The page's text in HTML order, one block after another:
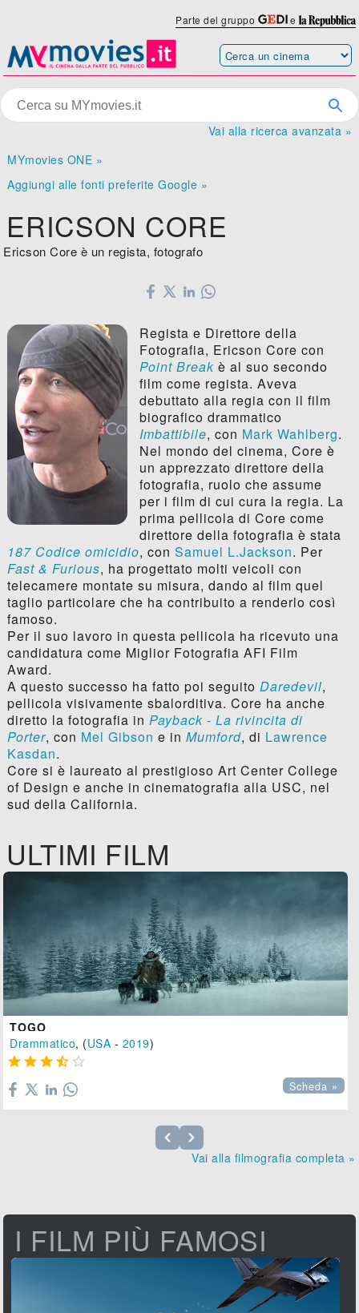
Parte del gruppo e
Vai alla ricerca avanzata »
MYmovies ONE »
Aggiungi alle fonti preferite Google »
ERICSON CORE
Ericson Core è un regista, fotografo
Regista e Direttore della
Fotografia, Ericson Core con
Point Breakè al suo secondo
film come regista. Aveva
debuttato alla regia con il film
biografico drammatico
Imbattibile, con Mark Wahlberg.
Nel mondo del cinema, Core è
un apprezzato direttore della
fotografia, ruolo che assume
per i film di cui cura la regia. La
prima pellicola di Core come
direttore della fotografia è stata
187 Codice omicidio, con Samuel L.Jackson. Per
Fast & Furious, ha progettato molti veicoli con
telecamere montate su misura, dando al film quel
taglio particolare che ha contribuito a renderlo così
famoso.
Per il suo lavoro in questa pellicola ha ricevuto una
candidatura come Miglior Fotografia AFI Film
Award.
A questo successo ha fatto poi seguito Daredevil,
pellicola visivamente sbalorditiva. Core ha anche
diretto la fotografia in Payback - La rivincita di
Porter, con Mel Gibson e in Mumford, di Lawrence
Kasdan.
Core si è laureato al prestigioso Art Center College
of Design e anche in cinematografia alla USC, nel
sud della California.
ULTIMI FILM
TOGO
Drammatico, (USA - 2019)
    
Scheda »
Vai alla filmografia completa »
I FILM PIÙ FAMOSI